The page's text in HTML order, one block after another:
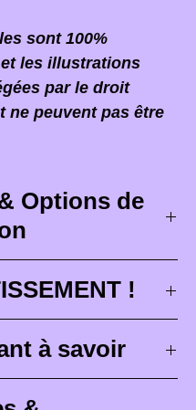
sont 100%
les illustrations
par le droit
ne peuvent pas être
Options de
de livraison
à des délais
conception (3 à 4
), de peinture pour les
!
il est PRIMORDIAL
colis devant le
à savoir